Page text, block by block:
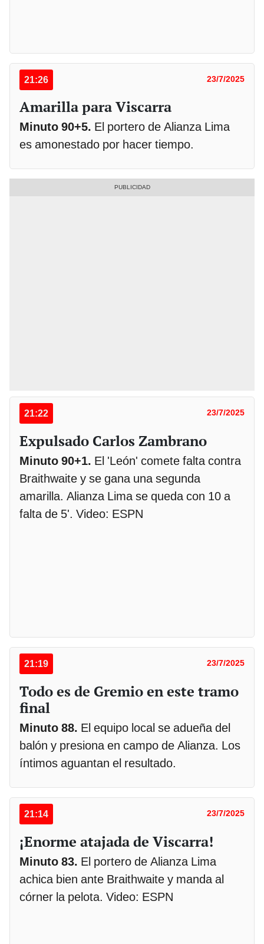
21:26 23/7/2025
Amarilla para Viscarra
Minuto 90+5. El portero de Alianza Lima
es amonestado por hacer tiempo.
21:22 23/7/2025
Expulsado Carlos Zambrano
Minuto 90+1. El 'León' comete falta contra
Braithwaite y se gana una segunda
amarilla. Alianza Lima se queda con 10 a
falta de 5'. Video: ESPN
21:19 23/7/2025
Todo es de Gremio en este tramo
final
Minuto 88. El equipo local se adueña del
balón y presiona en campo de Alianza. Los
íntimos aguantan el resultado.
21:14 23/7/2025
¡Enorme atajada de Viscarra!
Minuto 83. El portero de Alianza Lima
achica bien ante Braithwaite y manda al
córner la pelota. Video: ESPN